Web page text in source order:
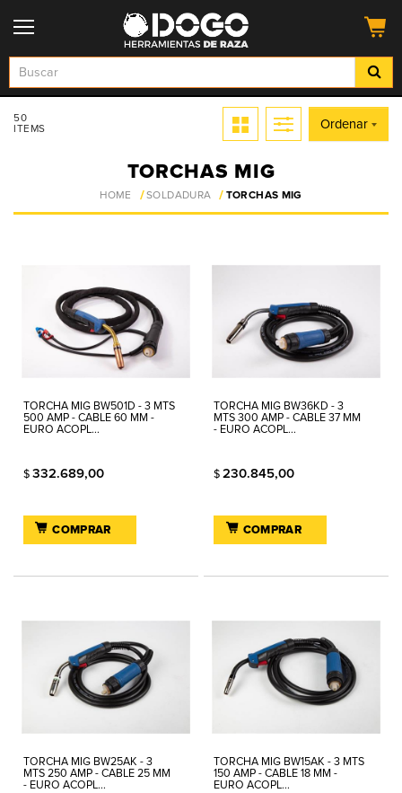
TORCHAS MIG
HOME SOLDADURA TORCHAS MIG
50
ITEMS
Ordenar
TORCHA MIG BW501D - 3 MTS
500 AMP - CABLE 60 MM -
EURO ACOPL...
$ 332.689,00
COMPRAR
TORCHA MIG BW36KD - 3
MTS 300 AMP - CABLE 37 MM
- EURO ACOPL...
$230.845,00
COMPRAR
TORCHA MIG BW25AK - 3
MTS 250 AMP - CABLE 25 MM
- EURO ACOPL...
TORCHA MIG BW15AK - 3 MTS
150 AMP - CABLE 18 MM -
EURO ACOPL...